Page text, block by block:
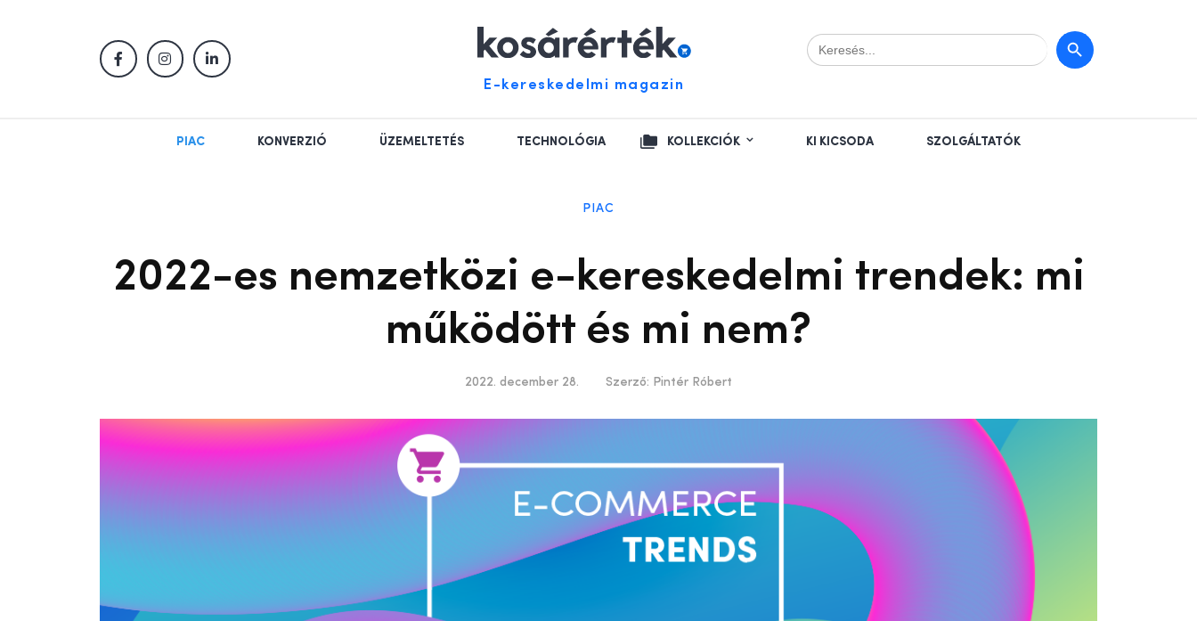
E-kereskedelmi magazin
Search
for:
PIAC KONVERZIÓ ÜZEMELTETÉS TECHNOLÓGIA KOLLEKCIÓK KI KICSODA SZOLGÁLTATÓK
PIAC
2022-es nemzetközi e-kereskedelmi trendek: mi
működött és mi nem?
2022. december 28. Szerző: Pintér Róbert